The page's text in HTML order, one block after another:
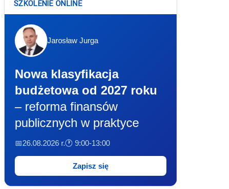
SZKOLENIE ONLINE
Jarosław Jurga
Nowa klasyfikacja
budżetowa od 2027 roku
– reforma finansów
publicznych w praktyce
📅26.08.2026 r.🕐 9:00-13:00
Zapisz się